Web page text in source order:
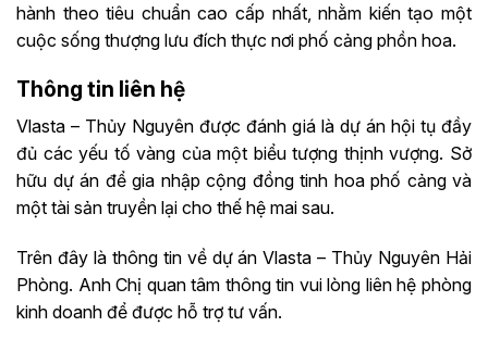
hành theo tiêu chuẩn cao cấp nhất, nhằm kiến tạo một
cuộc sống thượng lưu đích thực nơi phố cảng phồn hoa.
Thông tin liên hệ
Vlasta – Thủy Nguyên được đánh giá là dự án hội tụ đầy
đủ các yếu tố vàng của một biểu tượng thịnh vượng. Sở
hữu dự án để gia nhập cộng đồng tinh hoa phố cảng và
một tài sản truyền lại cho thế hệ mai sau.
Trên đây là thông tin về dự án Vlasta – Thủy Nguyên Hải
Phòng. Anh Chị quan tâm thông tin vui lòng liên hệ phòng
kinh doanh để được hỗ trợ tư vấn.